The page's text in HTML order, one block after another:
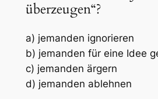
überzeugen“?
a) jemanden ignorieren
b) jemanden für eine Idee
c) jemanden ärgern
d) jemanden ablehnen